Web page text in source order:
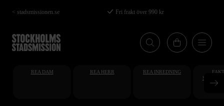
Hoppa
till
huvudinnehåll
< stadsmissionen.se Fri frakt över 990 kr
REA DAM REA HERR REA INREDNING